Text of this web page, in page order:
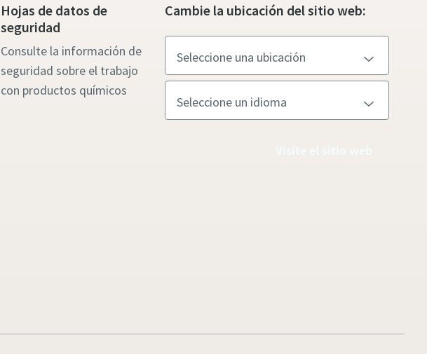
Hojas de datos de
seguridad
Consulte la información de
seguridad sobre el trabajo
con productos químicos
Cambie la ubicación del sitio web: